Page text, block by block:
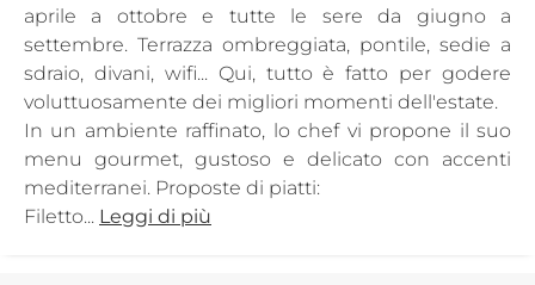
aprile a ottobre e tutte le sere da giugno a
settembre. Terrazza ombreggiata, pontile, sedie a
sdraio, divani, wifi... Qui, tutto è fatto per godere
voluttuosamente dei migliori momenti dell'estate.
In un ambiente raffinato, lo chef vi propone il suo
menu gourmet, gustoso e delicato con accenti
mediterranei. Proposte di piatti:
Filetto... Leggi di più